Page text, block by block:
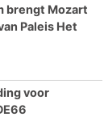
brengt Mozart
Paleis Het
voor